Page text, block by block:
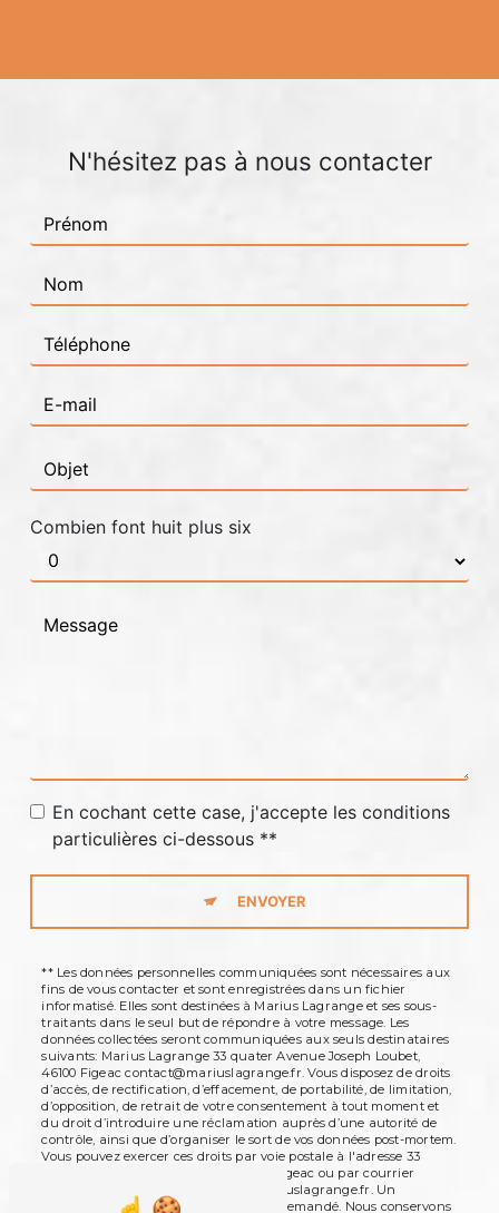
N'hésitez pas à nous contacter
Combien font huit plus six
En cochant cette case, j'accepte les conditions
particulières ci-dessous **
ENVOYER
** Les données personnelles communiquées sont nécessaires aux
fins de vous contacter et sont enregistrées dans un fichier
informatisé. Elles sont destinées à Marius Lagrange et ses sous-
traitants dans le seul but de répondre à votre message. Les
données collectées seront communiquées aux seuls destinataires
suivants: Marius Lagrange 33 quater Avenue Joseph Loubet,
46100 Figeac contact@mariuslagrange.fr. Vous disposez de droits
d’accès, de rectification, d’effacement, de portabilité, de limitation,
d’opposition, de retrait de votre consentement à tout moment et
du droit d’introduire une réclamation auprès d’une autorité de
contrôle, ainsi que d’organiser le sort de vos données post-mortem.
Vous pouvez exercer ces droits par voie postale à l'adresse 33
quater Avenue Joseph Loubet, 46100 Figeac ou par courrier
électronique à l'adresse contact@mariuslagrange.fr. Un
justificatif d'identité pourra vous être demandé. Nous conservons